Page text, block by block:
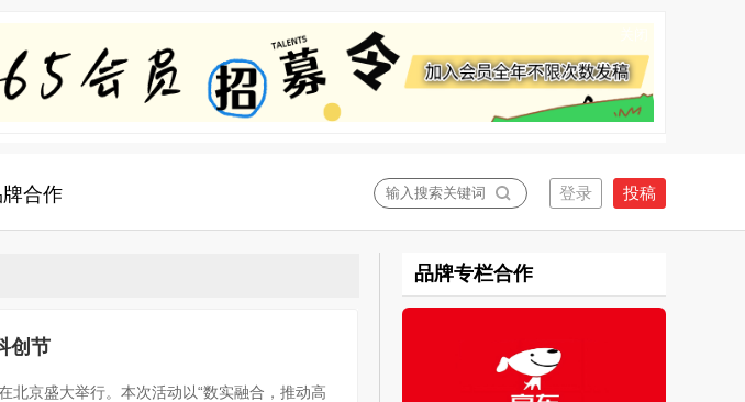
牌合作
创节
北京盛大举行。本次活动以“数实融合，推动高
品牌专栏合作